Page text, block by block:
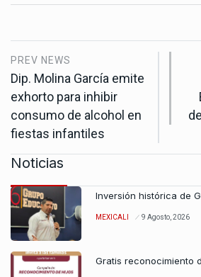
PREV NEWS
Dip. Molina García emite
exhorto para inhibir
consumo de alcohol en
fiestas infantiles
Noticias
Inversión histórica de
MEXICALI 9 Agosto, 2026
Gratis reconocimiento